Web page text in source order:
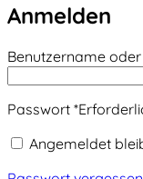
Anmelden
Benutzername
Passwort *
Angemeldet